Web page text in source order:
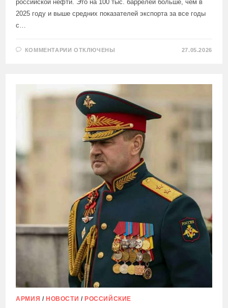
российской нефти. Это на 100 тыс. баррелей больше, чем в
2025 году и выше средних показателей экспорта за все годы
с…
КОММЕНТАРИИ К
ПРЕВЫСИЛ
СРЕДНИЕ
ПОКАЗАТЕЛИ
ЗА
ВСЕ
ГОДЫ
СВО
ОТКЛЮЧЕНЫ 27.05.2026
АРМИЯ / НОВОСТИ / РОССИЙСКИЕ